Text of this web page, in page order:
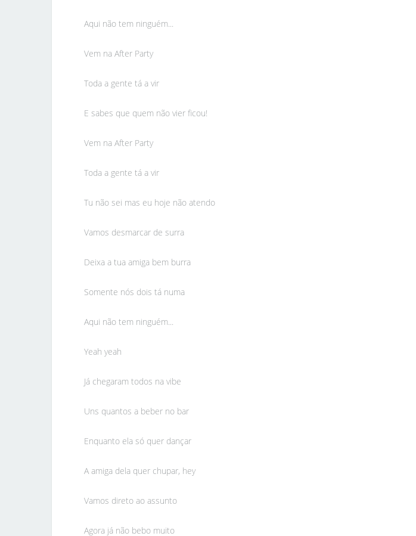
Aqui não tem ninguém...
Vem na After Party
Toda a gente tá a vir
E sabes que quem não vier ficou!
Vem na After Party
Toda a gente tá a vir
Tu não sei mas eu hoje não atendo
Vamos desmarcar de surra
Deixa a tua amiga bem burra
Somente nós dois tá numa
Aqui não tem ninguém...
Yeah yeah
Já chegaram todos na vibe
Uns quantos a beber no bar
Enquanto ela só quer dançar
A amiga dela quer chupar, hey
Vamos direto ao assunto
Agora já não bebo muito